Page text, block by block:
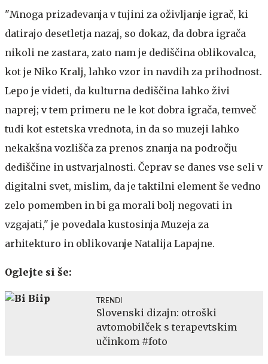
"Mnoga prizadevanja v tujini za oživljanje igrač, ki
datirajo desetletja nazaj, so dokaz, da dobra igrača
nikoli ne zastara, zato nam je dediščina oblikovalca,
kot je Niko Kralj, lahko vzor in navdih za prihodnost.
Lepo je videti, da kulturna dediščina lahko živi
naprej; v tem primeru ne le kot dobra igrača, temveč
tudi kot estetska vrednota, in da so muzeji lahko
nekakšna vozlišča za prenos znanja na področju
dediščine in ustvarjalnosti. Čeprav se danes vse seli v
digitalni svet, mislim, da je taktilni element še vedno
zelo pomemben in bi ga morali bolj negovati in
vzgajati," je povedala kustosinja Muzeja za
arhitekturo in oblikovanje Natalija Lapajne.
Oglejte si še:
TRENDI
Slovenski dizajn: otroški
avtomobilček s terapevtskim
učinkom #foto